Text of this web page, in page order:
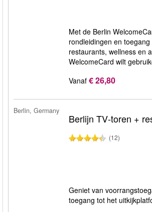
Met de Berlin
rondleidingen en
restaurants, wellness en
WelcomeCard wilt
Vanaf € 26,80
Berlin, Germany
Berlijn TV‑toren +
(12)
Geniet van
toegang tot het